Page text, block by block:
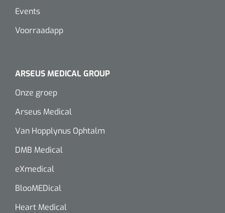
Events
Voorraadapp
ARSEUS MEDICAL GROUP
Onze groep
Arseus Medical
Van Hopplynus Ophtalm
DMB Medical
eXmedical
BlooMEDical
Heart Medical